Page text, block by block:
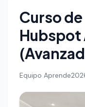
Curso
Hubspot
Equipo Aprende